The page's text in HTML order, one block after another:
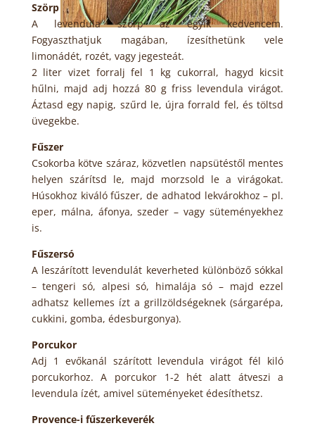
Szörp
A levendula szörp az egyik kedvencem.
Fogyaszthatjuk magában, ízesíthetünk vele
limonádét, rozét, vagy jegesteát.
2 liter vizet forralj fel 1 kg cukorral, hagyd kicsit
hűlni, majd adj hozzá 80 g friss levendula virágot.
Áztasd egy napig, szűrd le, újra forrald fel, és töltsd
üvegekbe.
Fűszer
Csokorba kötve száraz, közvetlen napsütéstől mentes
helyen szárítsd le, majd morzsold le a virágokat.
Húsokhoz kiváló fűszer, de adhatod lekvárokhoz – pl.
eper, málna, áfonya, szeder – vagy süteményekhez
is.
Fűszersó
A leszárított levendulát keverheted különböző sókkal
– tengeri só, alpesi só, himalája só – majd ezzel
adhatsz kellemes ízt a grillzöldségeknek (sárgarépa,
cukkini, gomba, édesburgonya).
Porcukor
Adj 1 evőkanál szárított levendula virágot fél kiló
porcukorhoz. A porcukor 1-2 hét alatt átveszi a
levendula ízét, amivel süteményeket édesíthetsz.
Provence-i fűszerkeverék